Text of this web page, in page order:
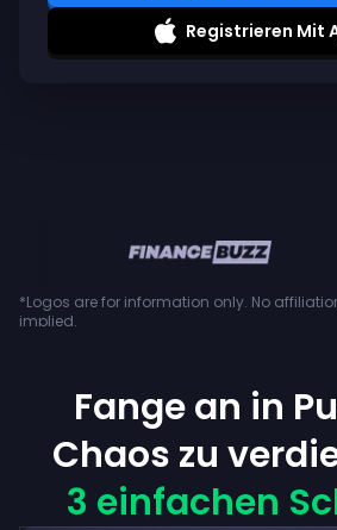
Registrieren Mit
*Logos are for information only. No
implied.
Fange an in
Chaos zu
3 einfachen